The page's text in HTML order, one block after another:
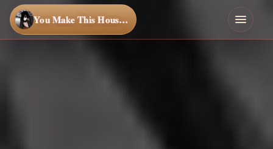
You Make This House a Home